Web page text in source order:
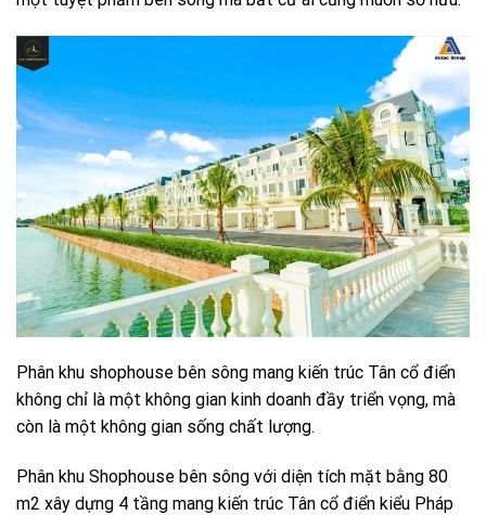
Phân khu shophouse bên sông mang kiến trúc Tân cổ điển
không chỉ là một không gian kinh doanh đầy triển vọng, mà
còn là một không gian sống chất lượng.
Phân khu Shophouse bên sông với diện tích mặt bằng 80
m2 xây dựng 4 tầng mang kiến trúc Tân cổ điển kiểu Pháp